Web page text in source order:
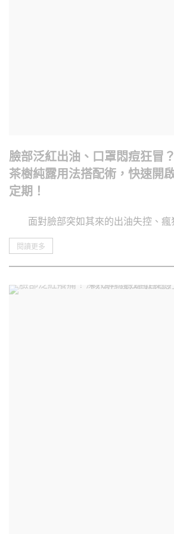
臉部泛紅出油、口罩悶痘狂冒
茶樹純露用法搭配術，快速開
定期！
面對臉部突如其來的出油失控、瘋
閱讀更多